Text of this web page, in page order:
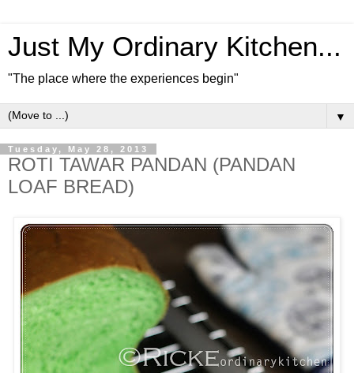
Just My Ordinary Kitchen...
"The place where the experiences begin"
▼
Tuesday, May 28, 2013
ROTI TAWAR PANDAN (PANDAN
LOAF BREAD)